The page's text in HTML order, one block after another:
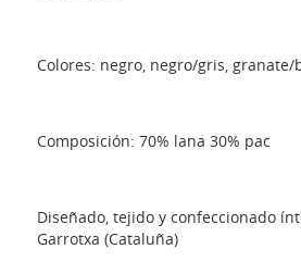
Colores: negro, negro/gris,
Composición: 70% lana 30% pac
Diseñado, tejido y confeccionado
Garrotxa (Cataluña)